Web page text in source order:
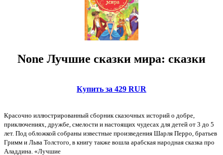
None Лучшие сказки мира: сказки
Купить за 429 RUR
Красочно иллюстрированный сборник сказочных историй о добре,
приключениях, дружбе, смелости и настоящих чудесах для детей от 3 до 5
лет. Под обложкой собраны известные произведения Шарля Перро, братьев
Гримм и Льва Толстого, в книгу также вошла арабская народная сказка про
Аладдина. «Лучшие